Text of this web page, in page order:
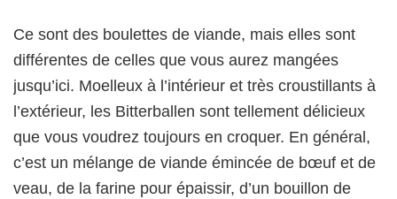
Ce sont des boulettes de viande, mais elles sont
différentes de celles que vous aurez mangées
jusqu’ici. Moelleux à l’intérieur et très croustillants à
l’extérieur, les Bitterballen sont tellement délicieux
que vous voudrez toujours en croquer. En général,
c’est un mélange de viande émincée de bœuf et de
veau, de la farine pour épaissir, d’un bouillon de